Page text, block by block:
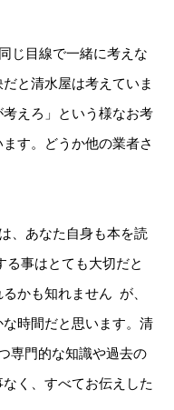
じ目線で一緒に考えな
と清水屋は考えていま
えろ」という様なお考
す。どうか他の業者さ
、あなた自身も本を読
事はとても大切だと
かも知れません が、
な時間だと思います。清
専門的な知識や過去の
く、すべてお伝えした